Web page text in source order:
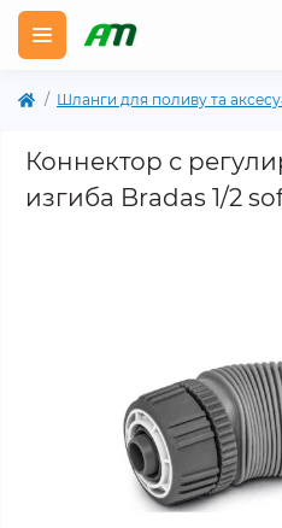
Шланги для поливу та
Коннектор с
изгиба Bradas 1/2